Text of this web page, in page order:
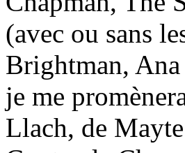
(avec ou sans
Brightman,
je me
Llach, de